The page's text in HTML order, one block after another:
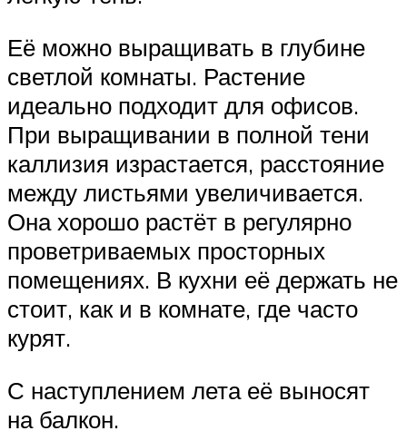
Её можно выращивать в глубине
светлой комнаты. Растение
идеально подходит для офисов.
При выращивании в полной тени
каллизия израстается, расстояние
между листьями увеличивается.
Она хорошо растёт в регулярно
проветриваемых просторных
помещениях. В кухни её держать не
стоит, как и в комнате, где часто
курят.
С наступлением лета её выносят
на балкон.